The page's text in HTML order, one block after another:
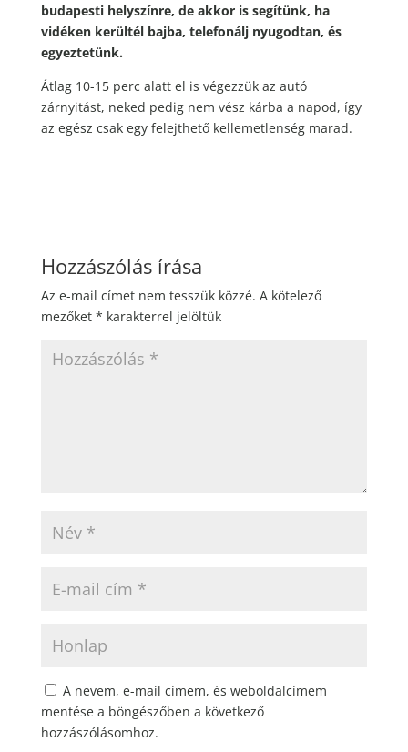
budapesti helyszínre, de akkor is segítünk, ha
vidéken kerültél bajba, telefonálj nyugodtan, és
egyeztetünk.
Átlag 10-15 perc alatt el is végezzük az autó
zárnyitást, neked pedig nem vész kárba a napod, így
az egész csak egy felejthető kellemetlenség marad.
Hozzászólás írása
Az e-mail címet nem tesszük közzé. A kötelező
mezőket * karakterrel jelöltük
A nevem, e-mail címem, és weboldalcímem
mentése a böngészőben a következő
hozzászólásomhoz.